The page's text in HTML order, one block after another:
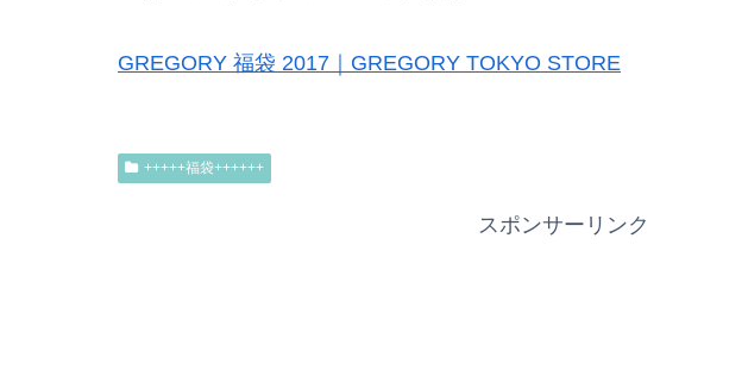
GREGORY 福袋 2017｜GREGORY TOKYO STORE
+++++福袋++++++
スポンサーリンク